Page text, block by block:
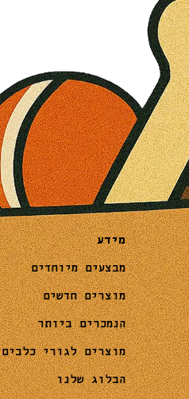
מידע
מבצעים מיוחדים
מוצרים חדשים
הנמכרים ביותר
מוצרים לגורי כלבים
הבלוג שלנו